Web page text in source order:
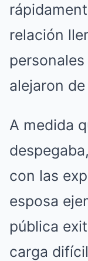
relación
alejaron
A medida
con las
esposa
pública
carga